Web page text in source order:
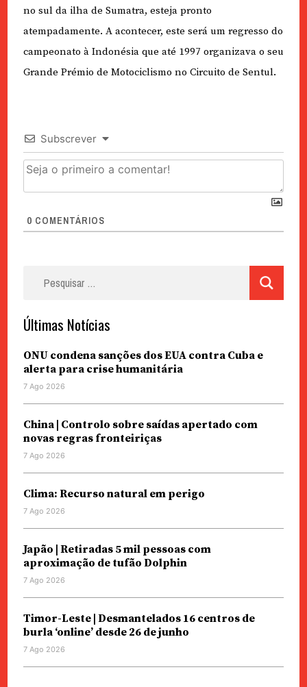
no sul da ilha de Sumatra, esteja pronto
atempadamente. A acontecer, este será um regresso do
campeonato à Indonésia que até 1997 organizava o seu
Grande Prémio de Motociclismo no Circuito de Sentul.
Subscrever
0 COMENTÁRIOS
Últimas Notícias
ONU condena sanções dos EUA contra Cuba e
alerta para crise humanitária
7 Ago 2026
China | Controlo sobre saídas apertado com
novas regras fronteiriças
7 Ago 2026
Clima: Recurso natural em perigo
7 Ago 2026
Japão | Retiradas 5 mil pessoas com
aproximação de tufão Dolphin
7 Ago 2026
Timor-Leste | Desmantelados 16 centros de
burla ‘online’ desde 26 de junho
7 Ago 2026